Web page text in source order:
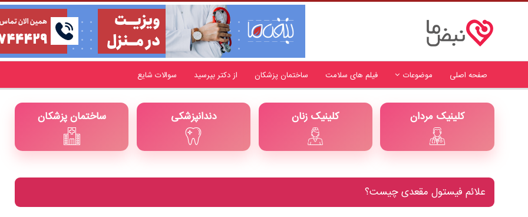
صفحه اصلی موضوعات فیلم های سلامت ساختمان پزشکان از دکتر بپرسید سوالات شایع
ساختمان پزشکان دندانپزشکی کلینیک زنان کلینیک مردان
علائم فیستول مقعدی چیست؟